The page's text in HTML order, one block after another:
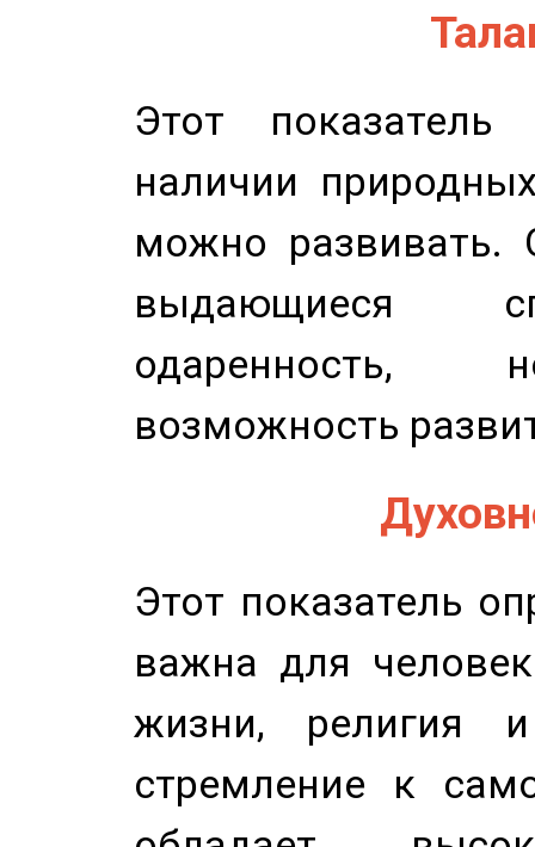
Этот показатель
наличии
можно развивать.
выдающиеся
одаренность,
возможность
Этот показатель
важна для
жизни, религия
стремление к